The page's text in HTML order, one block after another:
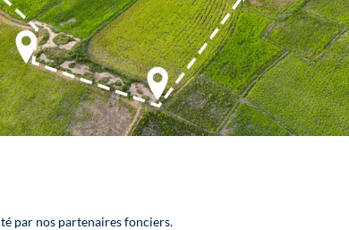
par nos partenaires fonciers.